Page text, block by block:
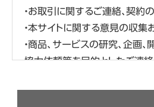
・お取引に関するご連絡、契約
・本サイトに関する意見の収集
・商品、サービスの研究、企画
協力依頼等を目的としたご連絡